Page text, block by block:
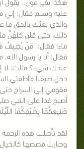
عليه وسلم فقال: إني
والذي بعثك بالحق ما
ذلك، حتى قلن كلهُنَّ
ماء؛ فقال: "مَنْ يُضِيفُ
فقال: أنا يا رسول
عندك شيء؟ قالت: لا
دخل ضيفنا فأطفئي
فقومي إلى السراج
أصبح غدا على النبي
صَنِيعِكُمَا بِضَيْفِكُمَا
لقد تأصلت هذه الرحمة
وصارت قصصها